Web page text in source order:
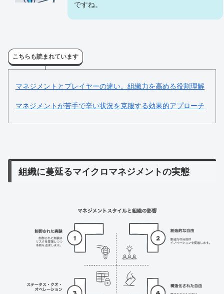
ですね。
こちらも読まれています
マネジメントとプレイヤーの違い。組織力を高める役割理解
マネジメントが苦手で辛い状況を克服する効果的アプローチ
組織に蔓延るマイクロマネジメントの実態